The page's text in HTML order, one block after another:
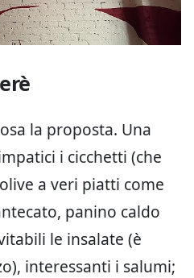
la proposta. Una
i cicchetti (che
a veri piatti come
panino caldo
le insalate (è
interessanti i salumi;